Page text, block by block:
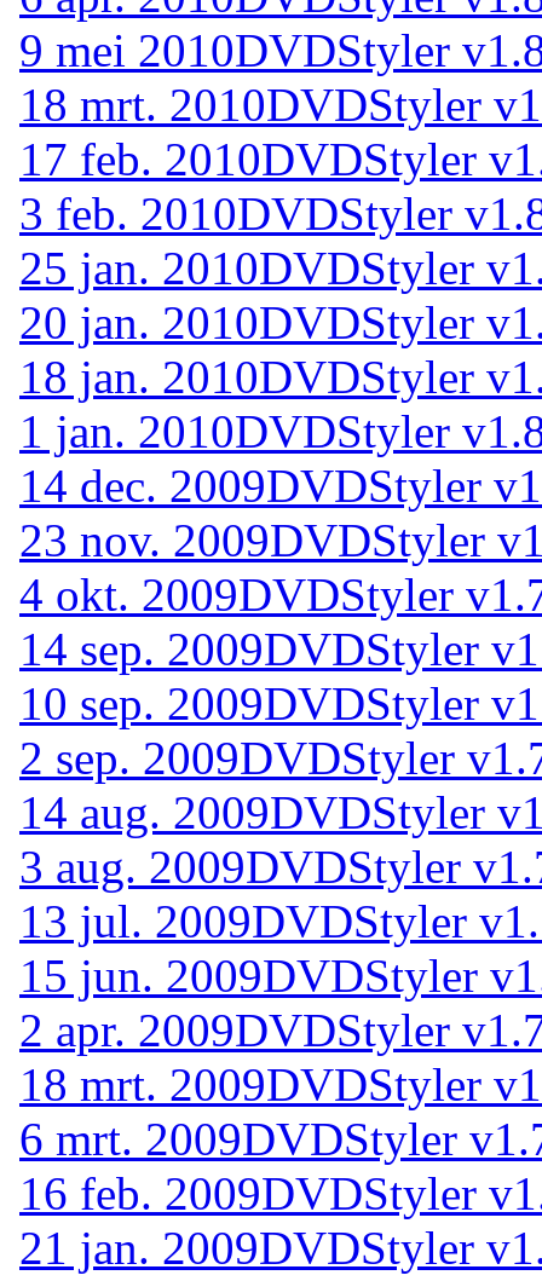
9 mei 2010DVDStyler
18 mrt. 2010DVDStyler
17 feb. 2010DVDStyler
3 feb. 2010DVDStyler
25 jan. 2010DVDStyler
20 jan. 2010DVDStyler
18 jan. 2010DVDStyler
1 jan. 2010DVDStyler
14 dec. 2009DVDStyler
23 nov. 2009DVDStyler
4 okt. 2009DVDStyler
14 sep. 2009DVDStyler
10 sep. 2009DVDStyler
2 sep. 2009DVDStyler
14 aug. 2009DVDStyler
3 aug. 2009DVDStyler
13 jul. 2009DVDStyler
15 jun. 2009DVDStyler
2 apr. 2009DVDStyler
18 mrt. 2009DVDStyler
6 mrt. 2009DVDStyler
16 feb. 2009DVDStyler
21 jan. 2009DVDStyler